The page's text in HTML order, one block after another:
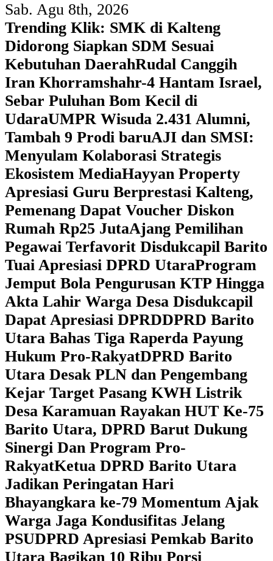
Sab. Agu 8th, 2026
Trending Klik: SMK di Kalteng
Didorong Siapkan SDM Sesuai
Kebutuhan DaerahRudal Canggih
Iran Khorramshahr-4 Hantam Israel,
Sebar Puluhan Bom Kecil di
UdaraUMPR Wisuda 2.431 Alumni,
Tambah 9 Prodi baruAJI dan SMSI:
Menyulam Kolaborasi Strategis
Ekosistem MediaHayyan Property
Apresiasi Guru Berprestasi Kalteng,
Pemenang Dapat Voucher Diskon
Rumah Rp25 JutaAjang Pemilihan
Pegawai Terfavorit Disdukcapil Barito
Tuai Apresiasi DPRD UtaraProgram
Jemput Bola Pengurusan KTP Hingga
Akta Lahir Warga Desa Disdukcapil
Dapat Apresiasi DPRDDPRD Barito
Utara Bahas Tiga Raperda Payung
Hukum Pro-RakyatDPRD Barito
Utara Desak PLN dan Pengembang
Kejar Target Pasang KWH Listrik
Desa Karamuan Rayakan HUT Ke-75
Barito Utara, DPRD Barut Dukung
Sinergi Dan Program Pro-
RakyatKetua DPRD Barito Utara
Jadikan Peringatan Hari
Bhayangkara ke-79 Momentum Ajak
Warga Jaga Kondusifitas Jelang
PSUDPRD Apresiasi Pemkab Barito
Utara Bagikan 10 Ribu Porsi